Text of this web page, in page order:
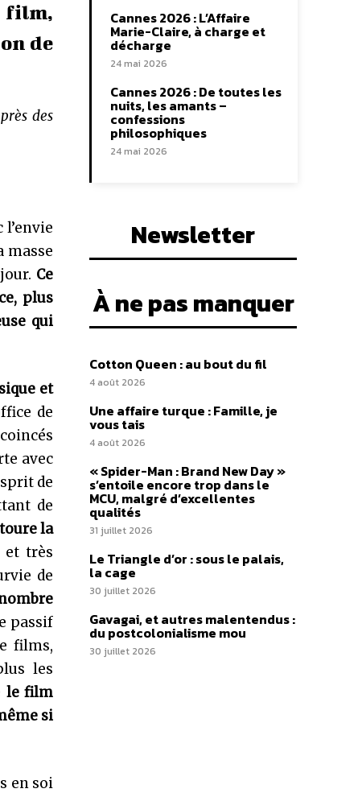
film,
de
des
masse
Ce
plus
qui
et
de
avec
de
de
la
et très
de
passif
films,
les
le film
si
en soi
Cannes 2026 : L’Affaire
Marie-Claire, à charge et
décharge
24 mai 2026
Cannes 2026 : De toutes les
nuits, les amants –
confessions
philosophiques
24 mai 2026
Newsletter
À ne pas manquer
Cotton Queen : au bout du fil
4 août 2026
Une affaire turque : Famille, je
vous tais
4 août 2026
« Spider-Man : Brand New Day »
s’entoile encore trop dans le
MCU, malgré d’excellentes
qualités
31 juillet 2026
Le Triangle d’or : sous le palais,
la cage
30 juillet 2026
Gavagai, et autres malentendus :
du postcolonialisme mou
30 juillet 2026